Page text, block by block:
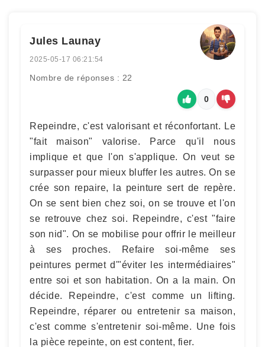
Jules Launay
2025-05-17 06:21:54
Nombre de réponses : 22
0
Repeindre, c'est valorisant et réconfortant. Le
"fait maison" valorise. Parce qu'il nous
implique et que l'on s'applique. On veut se
surpasser pour mieux bluffer les autres. On se
crée son repaire, la peinture sert de repère.
On se sent bien chez soi, on se trouve et l'on
se retrouve chez soi. Repeindre, c'est "faire
son nid". On se mobilise pour offrir le meilleur
à ses proches. Refaire soi-même ses
peintures permet d'"éviter les intermédiaires"
entre soi et son habitation. On a la main. On
décide. Repeindre, c'est comme un lifting.
Repeindre, réparer ou entretenir sa maison,
c'est comme s'entretenir soi-même. Une fois
la pièce repeinte, on est content, fier.